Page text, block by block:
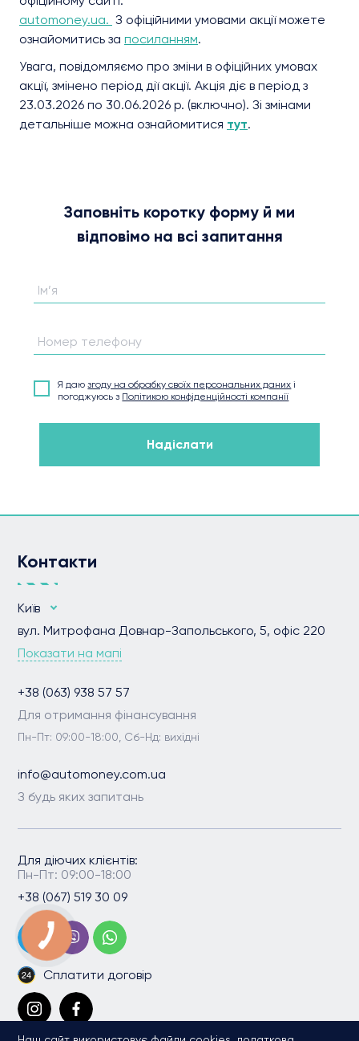
automoney.ua. З офіційними умовами акції можете
ознайомитись за посиланням.
Увага, повідомляємо про зміни в офіційних умовах
акції, змінено період дії акції. Акція діє в період з
23.03.2026 по 30.06.2026 р. (включно). Зі змінами
детальніше можна ознайомитися тут.
Заповніть коротку форму й ми
відповімо на всі запитання
Ім’я
Номер телефону
Я даюзгоду на обрабку своїх персональних даних і
погоджуюсь з Політикою конфіденційності компанії
Надіслати
Контакти
Київ
вул. Митрофана Довнар-Запольського, 5, офіс 220
Показати на мапі
+38 (063) 938 57 57
Для отримання фінансування
Пн-Пт: 09:00-18:00, Сб-Нд: вихідні
info@automoney.com.ua
З будь яких запитань
Для діючих клієнтів:
Пн-Пт: 09:00-18:00
+38 (067) 519 30 09
Сплатити договір